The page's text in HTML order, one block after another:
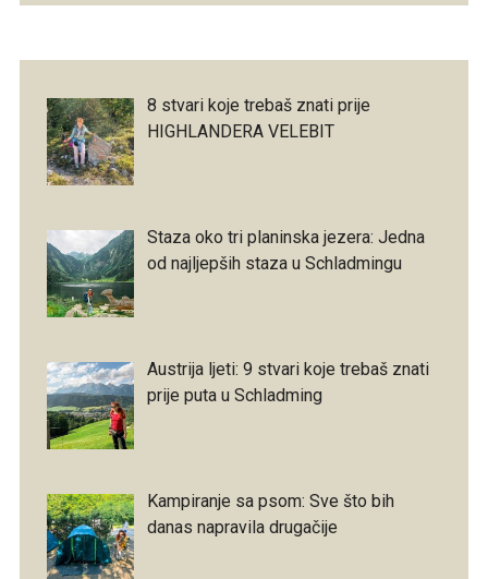
8 stvari koje trebaš znati prije
HIGHLANDERA VELEBIT
Staza oko tri planinska jezera: Jedna
od najljepših staza u Schladmingu
Austrija ljeti: 9 stvari koje trebaš znati
prije puta u Schladming
Kampiranje sa psom: Sve što bih
danas napravila drugačije